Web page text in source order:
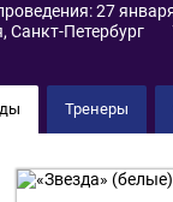
27
Санкт-Петербург
Тренеры
среди